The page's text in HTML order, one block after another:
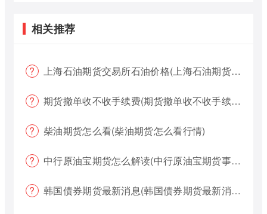
相关推荐
上海石油期货交易所石油价格(上海石油期货交易所石油价格查询)
期货撤单收不收手续费(期货撤单收不收手续费用)
柴油期货怎么看(柴油期货怎么看行情)
中行原油宝期货怎么解读(中行原油宝期货事件)
韩国债券期货最新消息(韩国债券期货最新消息新闻)